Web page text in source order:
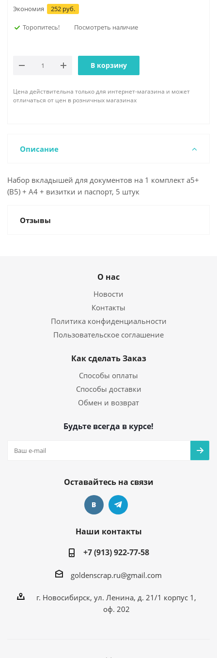
Экономия 252 руб.
Торопитесь! Посмотреть наличие
В корзину
Цена действительна только для интернет-магазина и может
отличаться от цен в розничных магазинах
Описание
Набор вкладышей для документов на 1 комплект а5+
(B5) + А4 + визитки и паспорт, 5 штук
Отзывы
О нас
Новости
Контакты
Политика конфиденциальности
Пользовательское соглашение
Как сделать Заказ
Способы оплаты
Способы доставки
Обмен и возврат
Будьте всегда в курсе!
Оставайтесь на связи
Наши контакты
+7 (913) 922-77-58
goldenscrap.ru@gmail.com
г. Новосибирск, ул. Ленина, д. 21/1 корпус 1,
оф. 202